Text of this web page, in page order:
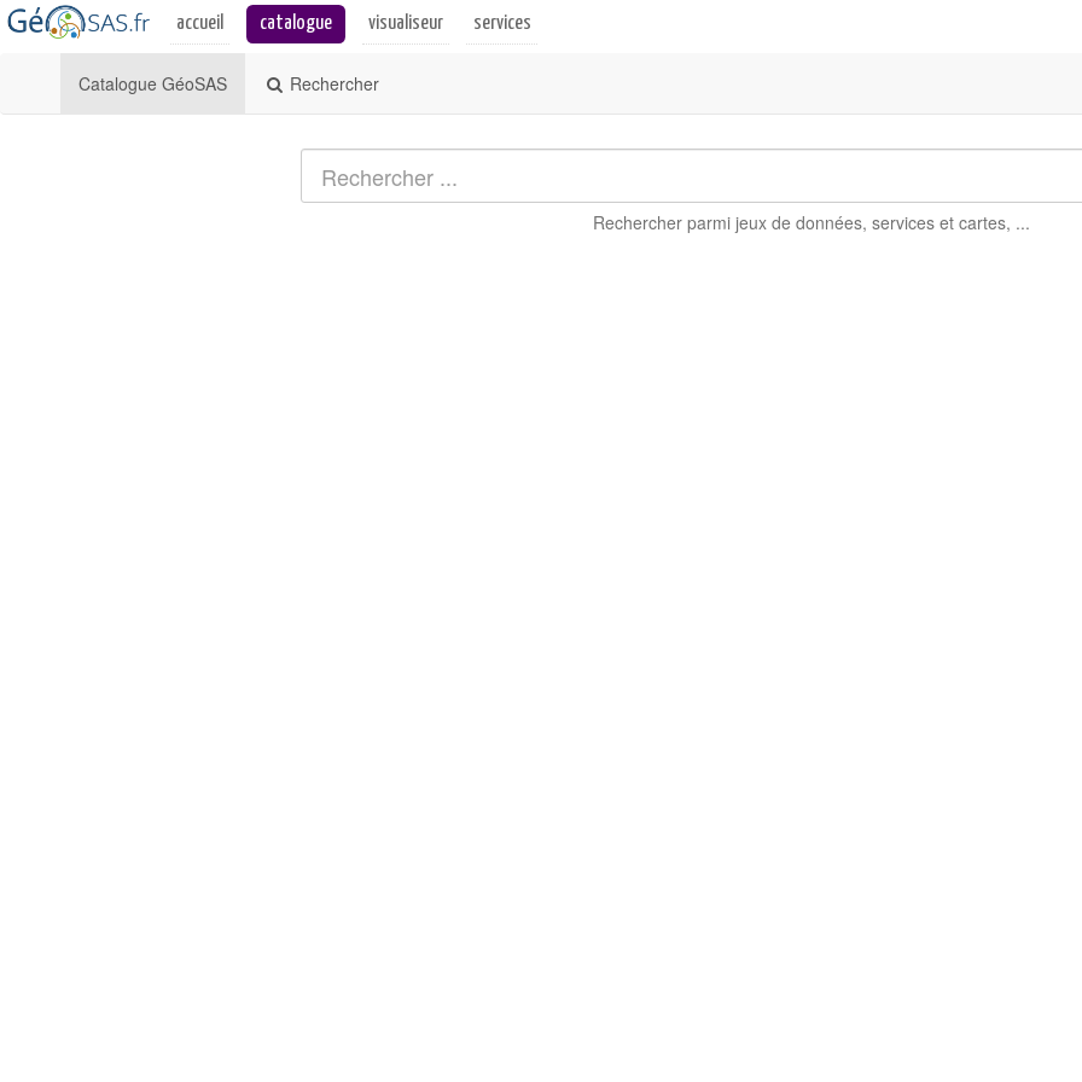
Catalogue GéoSAS Rechercher
Rechercher parmi jeux de données, services et cartes, ...